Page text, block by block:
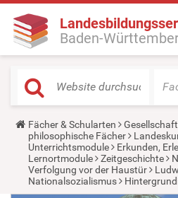
Baden-
Y
o
u
a
r
e
h
Fächer & Schularten
philosophische Fächer
Unterrichtsmodule
Erkunden,
Lernortmodule
Zeitgeschichte
Verfolgung vor der Haustür
Nationalsozialismus